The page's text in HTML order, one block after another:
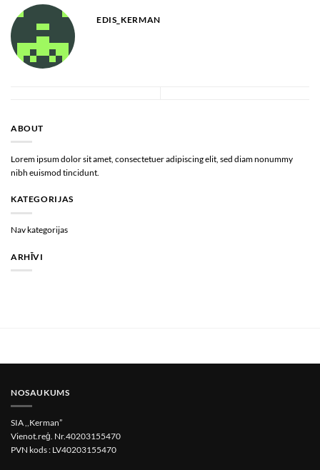
EDIS_KERMAN
ABOUT
Lorem ipsum dolor sit amet, consectetuer adipiscing elit, sed diam nonummy
nibh euismod tincidunt.
KATEGORIJAS
Nav kategorijas
ARHĪVI
NOSAUKUMS
SIA ,,Kerman”
Vienot.reģ. Nr.40203155470
PVN kods : LV40203155470